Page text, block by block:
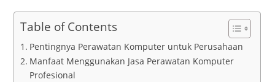
Table of Contents
Pentingnya Perawatan Komputer untuk Perusahaan
Manfaat Menggunakan Jasa Perawatan Komputer
Profesional